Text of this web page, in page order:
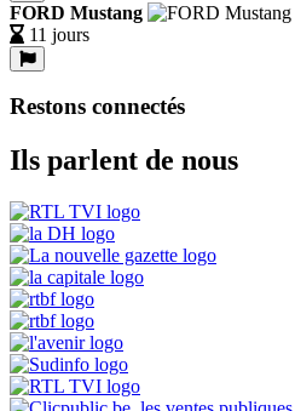
FORD Mustang
11 jours
Restons connectés
Ils parlent de nous